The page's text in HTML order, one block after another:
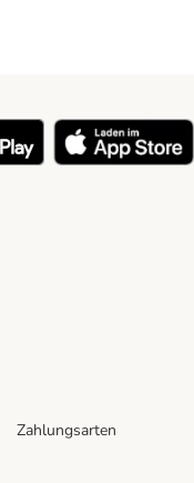
Zahlungsarten